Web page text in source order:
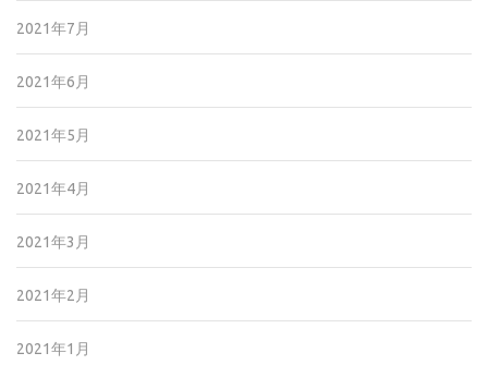
2021年7月
2021年6月
2021年5月
2021年4月
2021年3月
2021年2月
2021年1月